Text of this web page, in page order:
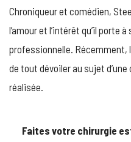
Chroniqueur et comédien,
l’amour et l’intérêt qu’il porte
professionnelle. Récemment,
de tout dévoiler au sujet
réalisée.
Faites votre chirurgie